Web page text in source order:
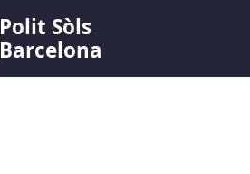
Polit Sòls
Barcelona